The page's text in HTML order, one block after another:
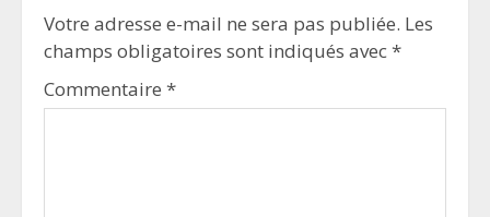
Votre adresse e-mail ne sera pas publiée. Les
champs obligatoires sont indiqués avec*
Commentaire *